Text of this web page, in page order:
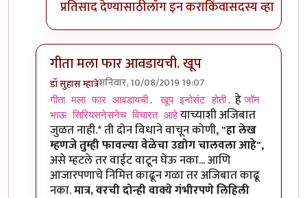
प्रतिसाद देण्यासाठीलॉग इन कराकिंवासदस्य व्हा
गीता मला फार आवडायची. खूप
डॉ सुहास म्हात्रेशनिवार, 10/08/2019 19:07
In reply toगीता मला फार आवडायची. खूप byतमराज
गीता मला फार आवडायची. खूप इनोसंट होती. हेजॉन
भाऊ सिरियसनेसनेच विचारत आहेयाच्याशी अजिबात
जुळत नाही.* ती दोन विधाने वाचून कोणी,"हा लेख
म्हणजे तुम्ही फावल्या वेळेचा उद्योग चालवला आहे",
असे म्हटले तर वाईट वाटून घेऊ नका... आणि
आजारपणाचे निमित्त काढून गळा तर अजिबात काढू
नका.मात्र, वरची दोन्ही वाक्ये गंभीरपणे लिहिली